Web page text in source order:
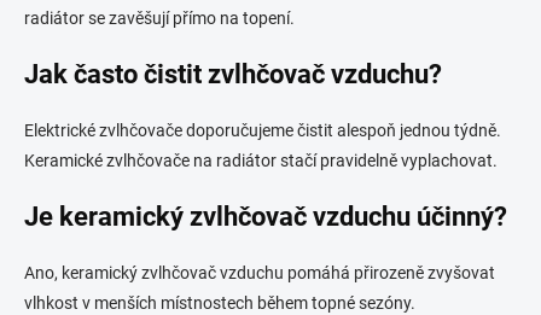
radiátor se zavěšují přímo na topení.
Jak často čistit zvlhčovač vzduchu?
Elektrické zvlhčovače doporučujeme čistit alespoň jednou týdně.
Keramické zvlhčovače na radiátor stačí pravidelně vyplachovat.
Je keramický zvlhčovač vzduchu účinný?
Ano, keramický zvlhčovač vzduchu pomáhá přirozeně zvyšovat
vlhkost v menších místnostech během topné sezóny.